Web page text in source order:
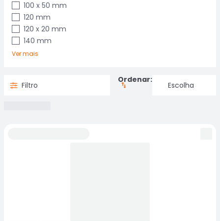
100 x 50 mm
120 mm
120 x 20 mm
140 mm
Ver mais
Filtro
Ordenar: